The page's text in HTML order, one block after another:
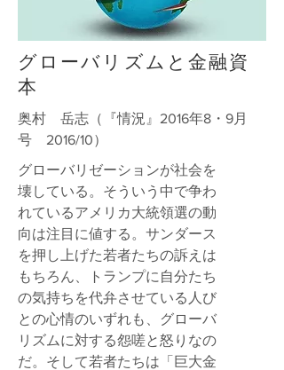
グローバリズムと金融資
本
奥村 岳志（『情況』2016年8・9月
号 2016/10）
グローバリゼーションが社会を
壊している。そういう中で争わ
れているアメリカ大統領選の動
向は注目に値する。サンダース
を押し上げた若者たちの訴えは
もちろん、トランプに自分たち
の気持ちを代弁させている人び
との心情のいずれも、グローバ
リズムに対する怨嗟と怒りなの
だ。そして若者たちは「巨大金